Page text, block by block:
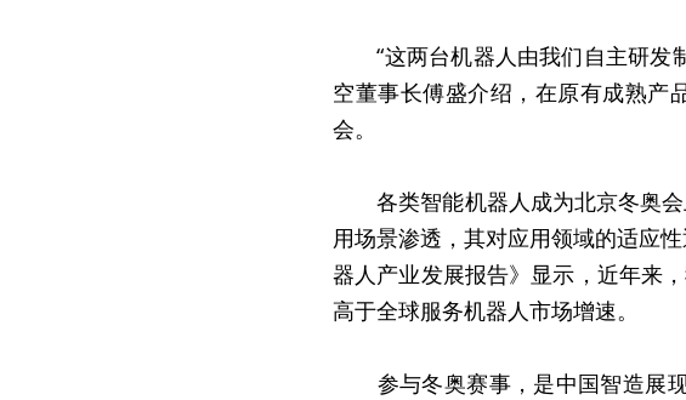
“这两台机器人由我们自主研发
空董事长傅盛介绍，在原有成熟产
会。
各类智能机器人成为北京冬奥会
用场景渗透，其对应用领域的适应
器人产业发展报告》显示，近年来
高于全球服务机器人市场增速。
参与冬奥赛事，是中国智造展现